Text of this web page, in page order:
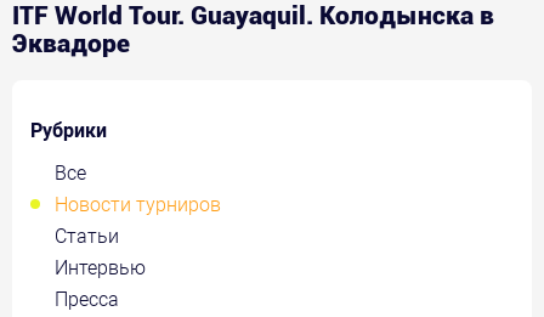
ITF World Tour. Guayaquil. Колодынска в
Эквадоре
Рубрики
Все
Новости турниров
Статьи
Интервью
Пресса